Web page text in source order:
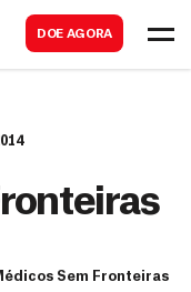
DOE AGORA
Sem Fronteiras